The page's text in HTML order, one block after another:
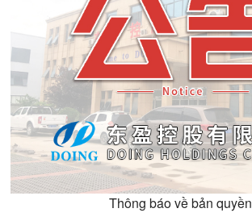
Thông báo về bản quyền